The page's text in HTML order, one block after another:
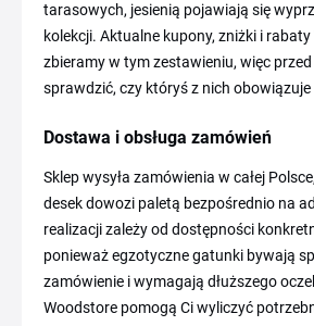
tarasowych, jesienią pojawiają się
kolekcji. Aktualne kupony, zniżki i
zbieramy w tym zestawieniu, więc
sprawdzić, czy któryś z nich
Dostawa i obsługa zamówień
Sklep wysyła zamówienia w całej
desek dowozi paletą bezpośrednio na
realizacji zależy od dostępności
ponieważ egzotyczne gatunki bywają
zamówienie i wymagają dłuższego
Woodstore pomogą Ci wyliczyć